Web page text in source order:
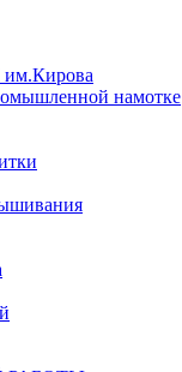
намотке